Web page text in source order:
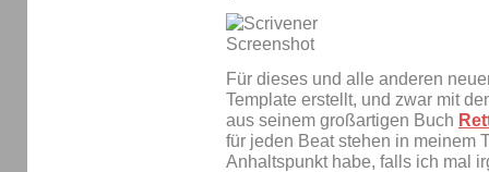
Für dieses und alle anderen
Template erstellt, und zwar mit
aus seinem großartigen Buch
für jeden Beat stehen in meinem
Anhaltspunkt habe, falls ich mal